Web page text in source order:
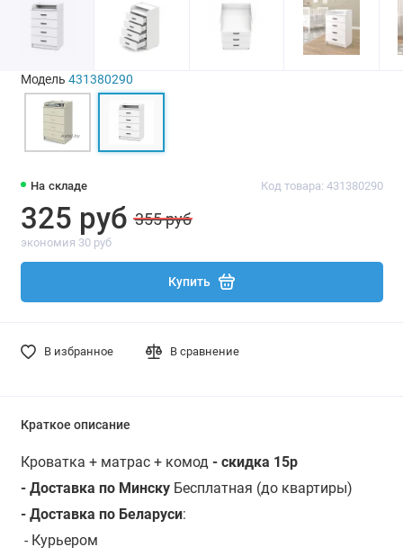
На складе Код товара: 431380290
325 руб 355 руб
экономия 30 руб
Купить
В избранное В сравнение
Модель 431380290
Краткое описание
Кроватка + матрас + комод - скидка 15р
- Доставка по МинскуБесплатная (до квартиры)
- Доставка по Беларуси:
- Курьером